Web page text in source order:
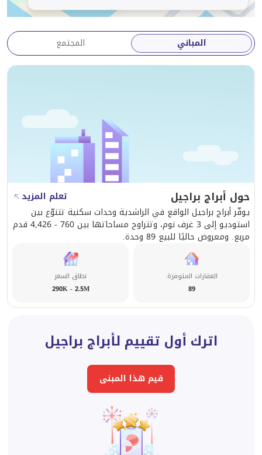
المباني المجتمع
حول أبراج براجيل
تعلم المزيد
يوفّر أبراج براجيل الواقع في الراشدية وحدات سكنية تتنوّع بين
استوديو إلى 3 غرف نوم، وتتراوح مساحاتها بين 760 - 4,426 قدم
مربع. ومعروض حاليًا للبيع 89 وحدة.
العقارات المتوفرة.
89
نطاق السعر
290K - 2.5M
اترك أول تقييم لأبراج براجيل
قيم هذا المبنى